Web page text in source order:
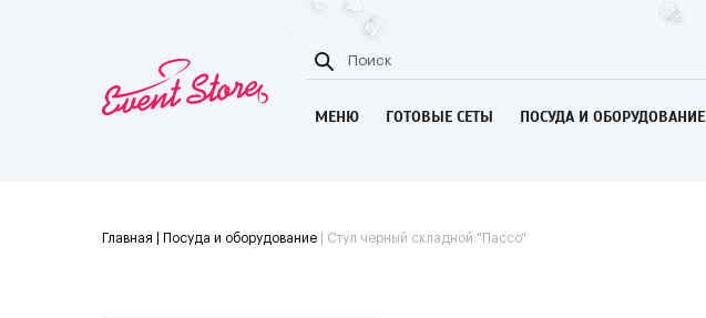
МЕНЮ ГОТОВЫЕ СЕТЫ ПОСУДА И ОБОРУДОВАНИЕ
Главная | Посуда и оборудование Стул черный складной "Пассо"